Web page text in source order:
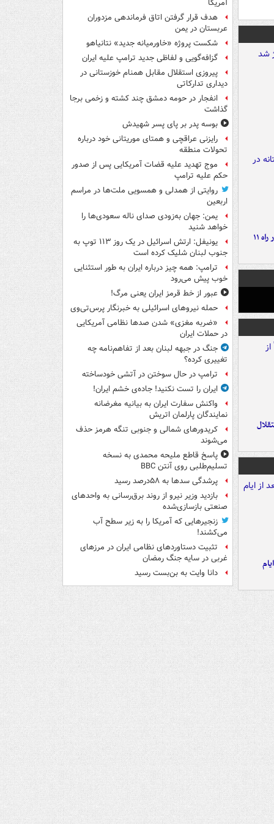
موج بارش‌های تابستانه در راه ۱۱
آمریکا
هدف قرار گرفتن اتاق‌ فرماندهی مزدوران
عربستان در یمن
شکست پروژه «خاورمیانه جدید» نتانیاهو
گزافه‌گویی و لفاظی جدید ترامپ علیه ایران
پیروزی استقلال مقابل همنام خوزستانی در
دیداری تدارکاتی
انفجار در حومه دمشق چند کشته و زخمی برجا
گذاشت
بوسه‌ پدر بر پای پسر شهیدش
رایزنی عراقچی و همتای موریتانی خود درباره
تحولات منطقه
موج تهدید علیه قضات آمریکایی پس از صدور
حکم علیه ترامپ
روایتی از همدلی و همسویی ملت‌ها در مراسم
اربعین
یمن: جهان به‌زودی صدای ناله سعودی‌ها را
خواهد شنید
یونیفل: ارتش اسرائیل در یک روز ۱۱۳ توپ به
جنوب لبنان شلیک کرده است
ترامپ: همه چیز درباره ایران به طور استثنایی
خوب پیش می‌رود
عبور از خط قرمز ایران یعنی مرگ!
حمله نیروهای اسرائیلی به خبرنگار پرس‌تی‌وی
«ضربه مغزی» شدن صدها نظامی آمریکایی
در حملات ایران
جنگ در جبهه لبنان بعد از تفاهم‌نامه چه
تغییری کرده؟
ترامپ در حال سوختن در آتشی خودساخته
ایران را تست نکنید! جاده‌ی خشم ایران!
واکنش سفارت ایران به بیانیه مغرضانه
نمایندگان پارلمان اتریش
کریدورهای شمالی و جنوبی تنگه هرمز حذف
می‌شوند
پاسخ قاطع ملیحه محمدی به نسخه
تسلیم‌طلبی روی آنتن BBC
پرشدگی سدها به ۵۸درصد رسید
بازدید وزیر نیرو از روند برق‌رسانی به واحدهای
صنعتی بازسازی‌شده
زنجیرهایی که آمریکا را به زیر سطح آب
می‌کشند!
تثبیت دستاوردهای نظامی ایران در مرزهای
غربی در سایه جنگ رمضان
دانا وایت به بن‌بست رسید